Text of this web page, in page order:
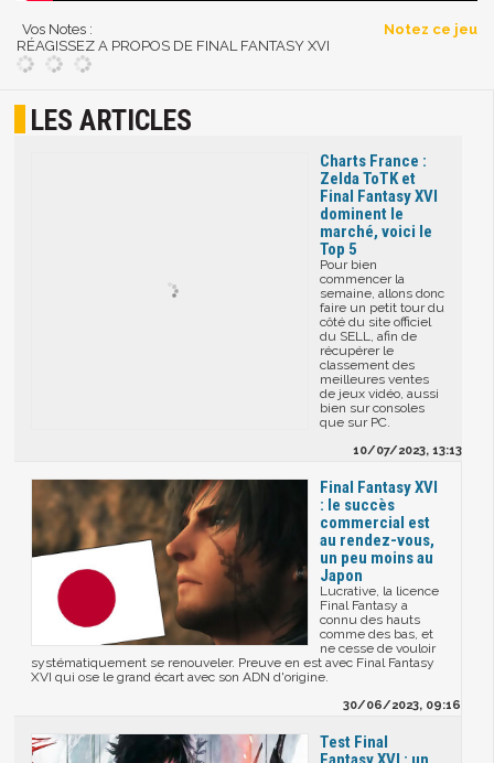
Vos Notes :
Notez ce jeu
RÉAGISSEZ A PROPOS DE FINAL FANTASY XVI
LES ARTICLES
Charts France :
Zelda ToTK et
Final Fantasy XVI
dominent le
marché, voici le
Top 5
Pour bien
commencer la
semaine, allons donc
faire un petit tour du
côté du site officiel
du SELL, afin de
récupérer le
classement des
meilleures ventes
de jeux vidéo, aussi
bien sur consoles
que sur PC.
10/07/2023, 13:13
Final Fantasy XVI
: le succès
commercial est
au rendez-vous,
un peu moins au
Japon
Lucrative, la licence
Final Fantasy a
connu des hauts
comme des bas, et
ne cesse de vouloir
systématiquement se renouveler. Preuve en est avec Final Fantasy
XVI qui ose le grand écart avec son ADN d'origine.
30/06/2023, 09:16
Test Final